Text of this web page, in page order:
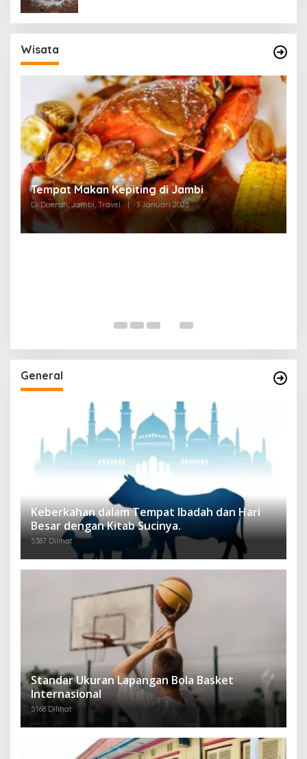
Wisata
Tempat Makan di Thehok Jambi
Di Daerah, Jambi, Travel 3 Januari 2025
General
Keberkahan dalam Tempat Ibadah dan Hari
Besar dengan Kitab Sucinya.
5387 Dilihat
Standar Ukuran Lapangan Bola Basket
Internasional
5168 Dilihat